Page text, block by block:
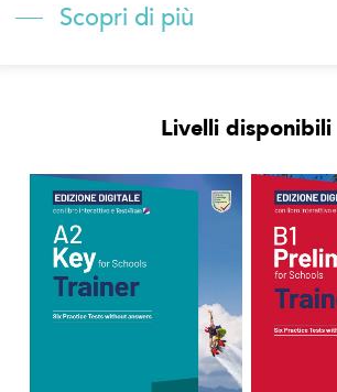
Scopri di più
Livelli disponibili